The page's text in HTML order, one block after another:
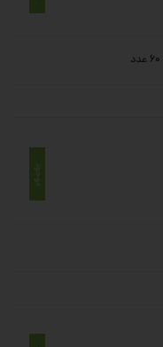
موجود